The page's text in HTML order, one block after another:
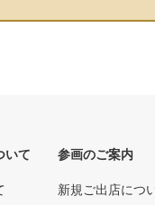
いて 参画のご案内
新規ご出店につ